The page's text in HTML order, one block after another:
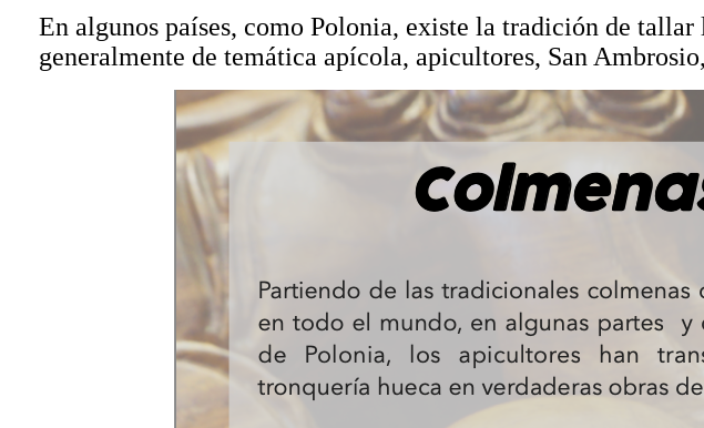
En algunos países, como Polonia, existe la tradición de tallar
generalmente de temática apícola, apicultores, San